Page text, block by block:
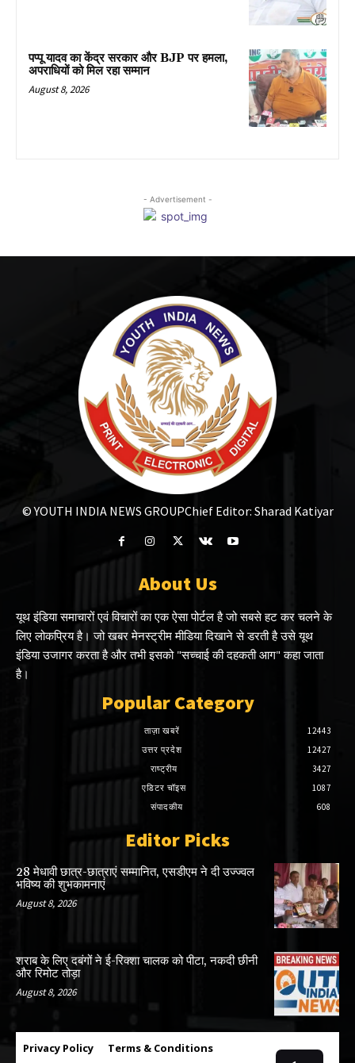
पप्पू यादव का केंद्र सरकार और BJP पर हमला,
अपराधियों को मिल रहा सम्मान
August 8, 2026
- Advertisement -
© YOUTH INDIA NEWS GROUPChief Editor: Sharad Katiyar
About Us
यूथ इंडिया समाचारों एवं विचारों का एक ऐसा पोर्टल है जो सबसे हट कर चलने के
लिए लोकप्रिय है। जो खबर मेनस्ट्रीम मीडिया दिखाने से डरती है उसे यूथ
इंडिया उजागर करता है और तभी इसको "सच्चाई की दहकती आग" कहा जाता
है।
Popular Category
ताज़ा खबरें
12443
उत्तर प्रदेश
12427
राष्ट्रीय
3427
एडिटर चॉइस
1087
संपादकीय
608
Editor Picks
28 मेधावी छात्र-छात्राएं सम्मानित, एसडीएम ने दी उज्ज्वल
भविष्य की शुभकामनाएं
August 8, 2026
शराब के लिए दबंगों ने ई-रिक्शा चालक को पीटा, नकदी छीनी
और रिमोट तोड़ा
August 8, 2026
Privacy Policy Terms & Conditions